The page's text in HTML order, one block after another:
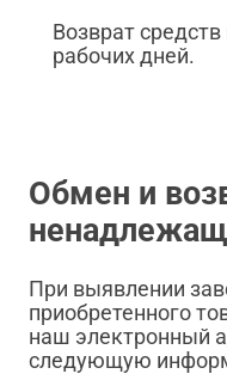
Возврат
рабочих дней.
Обмен и
При выявлении
приобретенного
наш электронный
следующую